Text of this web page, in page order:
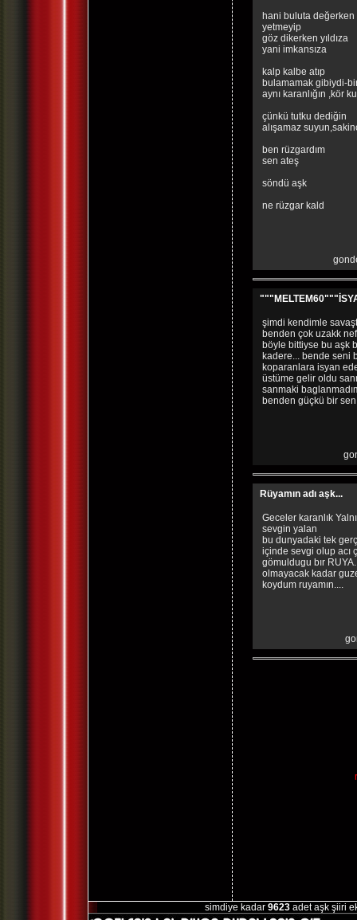
hani buluta değerken
yetmeyip
göz dikerken yıldıza
yani imkansıza
kalp kalbe atıp
bulamamak gibiydi-
aynı karanlığın ,kör
çünkü tutku dediğin
alışamaz
ben rüzgardım
sen ateş
söndü aşk
ne rüzgar kald
şimdi kendimle
benden çok uzakk
böyle bittiyse bu aşk
kadere... bende seni
koparanlara isyan
üstüme gelir oldu
sanmaki
benden güçkü bir
Rüyamın adı aşk...
Geceler karanlık
sevgin yalan
bu dunyadaki tek
içinde sevgi olup acı
gömuldugu bır
olmayacak kadar
koydum ruyamın....
simdiye kadar 9623 adet aşk şiiri